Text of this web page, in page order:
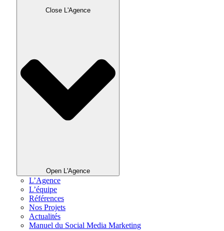
Close L'Agence
Open L'Agence
L’Agence
L’équipe
Références
Nos Projets
Actualités
Manuel du Social Media Marketing